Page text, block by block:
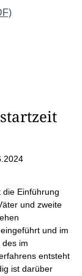
die Einführung
und zweite
und im
im
entsteht
ist darüber